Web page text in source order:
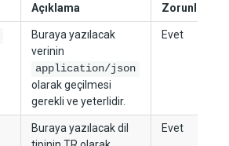
Açıklama Zorunlu
Buraya yazılacak
verinin
application/json
olarak geçilmesi
gerekli ve yeterlidir.
Evet
Buraya yazılacak dil
Evet